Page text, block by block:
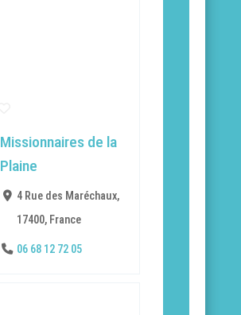
Missionnaires de la
Plaine
4 Rue des Maréchaux,
17400, France
06 68 12 72 05